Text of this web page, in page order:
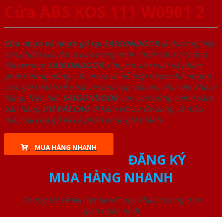
Cửa ABS KOS 111 W0901 2
Cửa nhựa và nhựa gỗ tại SAIGONDOORlà thương hiệu
sản phẩm các dòng cửa trong một chuỗi các hệ thống
Showroom SAIGONDOOR. Chuyên sản xuất và phân
phối những dòng cửa nhựa và hỗ hợp nhựa chất lượng
cao, giá thành rẻ nhất và phù hợp với mọi nhu cầu khách
hàng. Trên hết, SAIGONDOORcòn có những chính sách
bán hàng ƯU ĐÃI CAOđi kèm với sự đa dạng về mẫu
mã, loại cửa gỗ và cả phân khúc giá thành.
MUA HÀNG NHANH
ĐĂNG KÝ
MUA HÀNG NHANH
Chúng tôi sẽ liên lạc lại với quý khách trong thời
gian ngắn nhất